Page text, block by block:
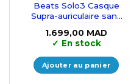
Beats Solo3 Casque
Supra-auriculaire sans
1.699,00 MAD
✓ En stock
Ajouter au panier